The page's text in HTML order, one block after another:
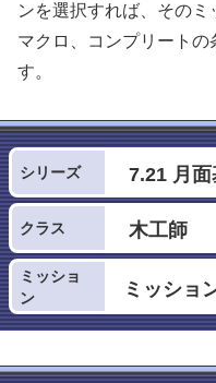
ンを選択すれば、その
マクロ、コンプリートの
す。
シリーズ
クラス
ミッショ
ン